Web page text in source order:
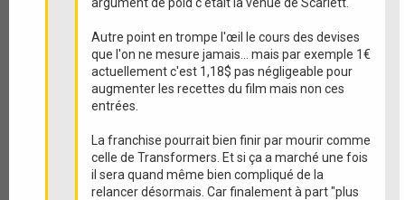
Autre point en trompe l'œil le cours des devises
que l'on ne mesure jamais... mais par exemple 1€
actuellement c'est 1,18$ pas négligeable pour
augmenter les recettes du film mais non ces
entrées.
La franchise pourrait bien finir par mourir comme
celle de Transformers. Et si ça a marché une fois
il sera quand même bien compliqué de la
relancer désormais. Car finalement à part "plus